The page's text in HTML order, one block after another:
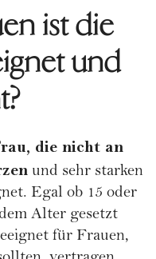
ist die
und
die nicht an
und sehr starken
Egal ob 15 oder
Alter gesetzt
für Frauen,